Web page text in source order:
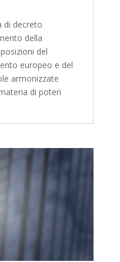
di decreto
della
del
europeo e del
armonizzate
di poteri